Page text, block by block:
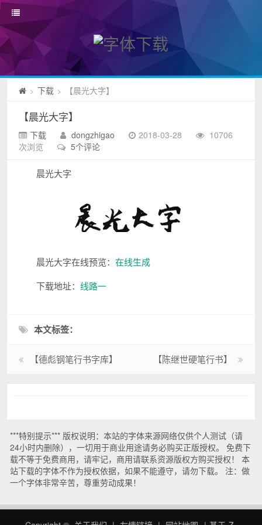
> 下载 > 【晨光大字】
【晨光大字】
下载 dongzhigao 2018-03-28
10706
次浏览
5个评论
晨光大字
晨光大字在线预览：在线生成
下载地址： 线路一
本文标签：
【德彪钢笔行书字库】 【陈继世硬笔行书】
***特别提示*** 版权说明：本站的字体来源网络仅供个人测试（请
24小时内删除），一切用于商业用途请务必购买正版授权。 免费下
载不等于免费商用，请牢记，商用请联系资源版权方购买授权！ 本
站下载的字体不作为授权依据，如果不能遵守，请勿下载。 注：做
一个字体非常辛苦，尊重劳动成果！